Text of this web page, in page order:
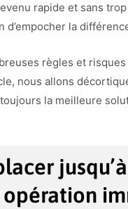
rapide et sans
la
règles et
nous allons
la meilleure
opération